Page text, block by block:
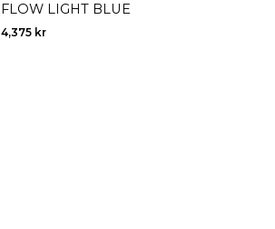
FLOW LIGHT BLUE
4,375 kr